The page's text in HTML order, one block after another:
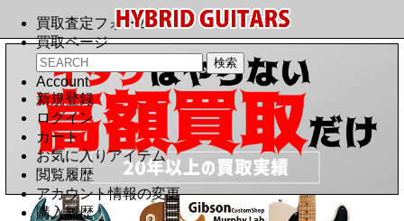
買取査定フォーム
買取ページ
Account
新規登録
ログイン
カート
お気に入りアイテム
閲覧履歴
アカウント情報の変更
購入履歴